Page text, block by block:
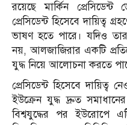
রয়েছে মার্কিন প্রেসিডেন্ট
প্রেসিডেন্ট হিসেবে দায়িত্ব
ভাষণ হতে পারে। যদিও
নয়, আলজাজিরার একটি
যুদ্ধ নিয়ে আলোচনা করতে
প্রেসিডেন্ট হিসেবে দায়িত্ব
ইউক্রেন যুদ্ধ দ্রুত
বিশ্বযুদ্ধের পর ইউরোপে